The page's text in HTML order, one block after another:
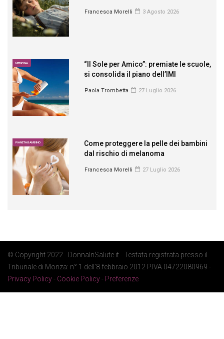
Francesca Morelli 3 Agosto 2026
MEDICINA
“Il Sole per Amico”: premiate le scuole,
si consolida il piano dell’IMI
Paola Trombetta 27 Luglio 2026
PIANETA BAMBINO
Come proteggere la pelle dei bambini
dal rischio di melanoma
Francesca Morelli 27 Luglio 2026
© Copyright 2022 - DonnaInSalute.it - Testata registrata presso il
Tribunale di Monza: n° 1 dell'8 febbraio 2012 P.IVA 04722080969 -
Privacy Policy- Cookie Policy- Preferenze